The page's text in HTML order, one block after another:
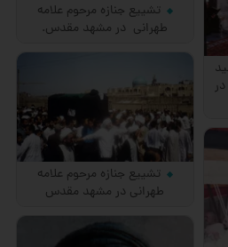
تشییع جنازه مرحوم علامه
طهرانی در مشهد مقدس.
تشییع جنازه مرحوم علامه
طهرانی در مشهد مقدس